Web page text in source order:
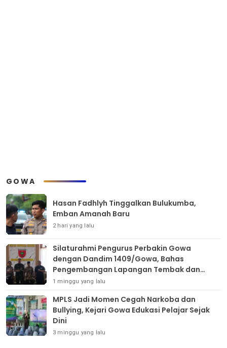
GOWA
Hasan Fadhlyh Tinggalkan Bulukumba,
Emban Amanah Baru
2 hari yang lalu
Silaturahmi Pengurus Perbakin Gowa
dengan Dandim 1409/Gowa, Bahas
Pengembangan Lapangan Tembak dan
Pembinaan Atlet
1 minggu yang lalu
MPLS Jadi Momen Cegah Narkoba dan
Bullying, Kejari Gowa Edukasi Pelajar Sejak
Dini
3 minggu yang lalu